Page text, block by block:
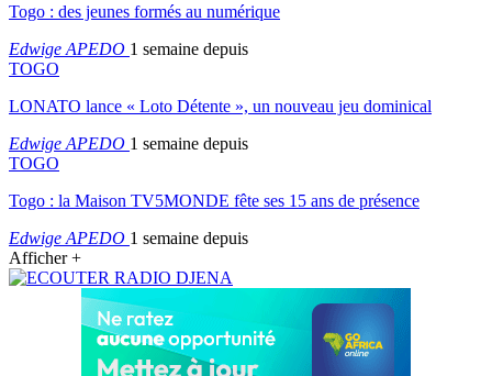
Togo : des jeunes formés au numérique
Edwige APEDO 1 semaine depuis
TOGO
LONATO lance « Loto Détente », un nouveau jeu dominical
Edwige APEDO 1 semaine depuis
TOGO
Togo : la Maison TV5MONDE fête ses 15 ans de présence
Edwige APEDO 1 semaine depuis
Afficher +